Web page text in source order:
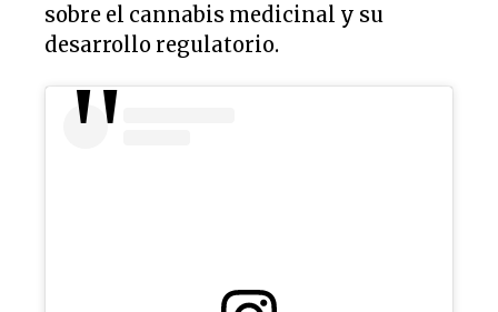
sobre el cannabis medicinal y su
desarrollo regulatorio.